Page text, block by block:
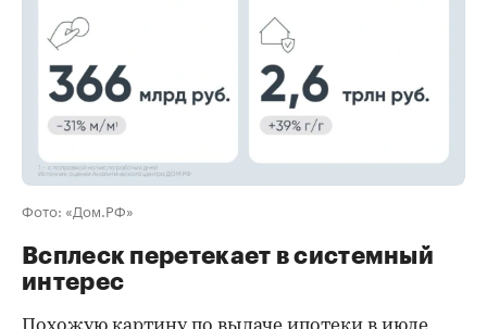
Фото: «Дом.РФ»
Всплеск перетекает в системный
интерес